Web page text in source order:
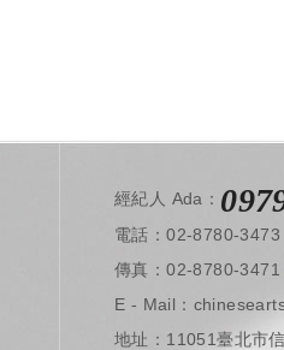
經紀人 Ada：
電話：02-8780-3473
​ 傳真：02-8780-3471
E - Mail：
地址：11051臺北市